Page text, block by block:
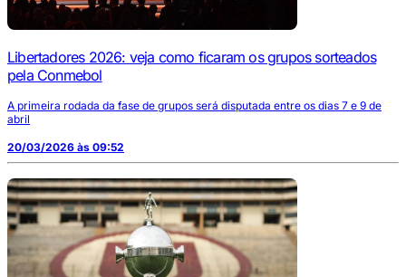
Libertadores 2026: veja como ficaram os grupos sorteados
pela Conmebol
A primeira rodada da fase de grupos será disputada entre os dias 7 e 9 de
abril
20/03/2026 às 09:52